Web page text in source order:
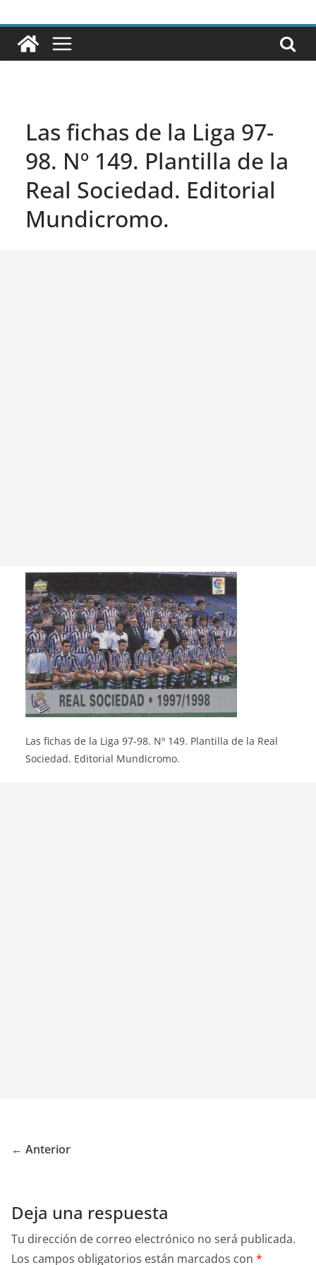
Las fichas de la Liga 97-
98. Nº 149. Plantilla de la
Real Sociedad. Editorial
Mundicromo.
Las fichas de la Liga 97-98. Nº 149. Plantilla de la Real
Sociedad. Editorial Mundicromo.
← Anterior
Deja una respuesta
Tu dirección de correo electrónico no será publicada.
Los campos obligatorios están marcados con *